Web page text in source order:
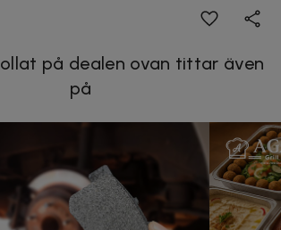
på dealen ovan tittar även
på